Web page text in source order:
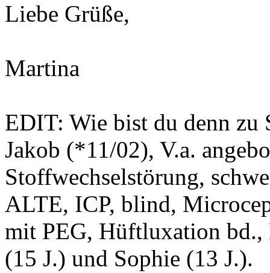
Liebe Grüße,
Martina
EDIT: Wie bist du denn zu
Jakob (*11/02), V.a.
Stoffwechselstörung,
ALTE, ICP, blind,
mit PEG, Hüftluxation bd.,
(15 J.) und Sophie (13 J.).